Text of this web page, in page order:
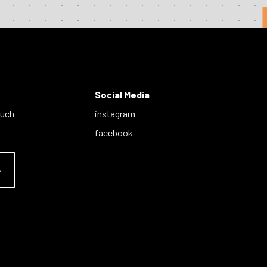
Social Media
instagram
facebook